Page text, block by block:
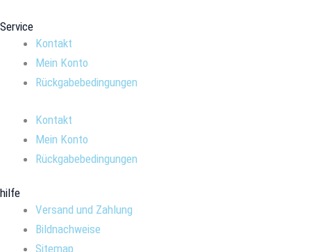
Service
Kontakt
Mein Konto
Rückgabebedingungen
Kontakt
Mein Konto
Rückgabebedingungen
hilfe
Versand und Zahlung
Bildnachweise
Sitemap